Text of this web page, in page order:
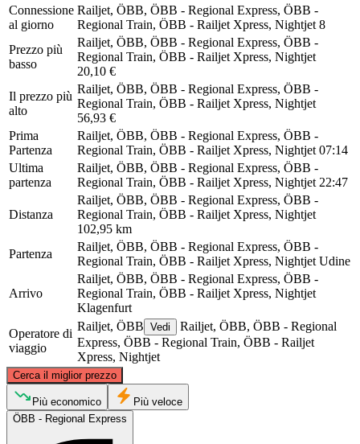
Connessione
al giorno
Railjet, ÖBB, ÖBB - Regional Express, ÖBB -
Regional Train, ÖBB - Railjet Xpress, Nightjet 8
Prezzo più
basso
Railjet, ÖBB, ÖBB - Regional Express, ÖBB -
Regional Train, ÖBB - Railjet Xpress, Nightjet
20,10 €
Il prezzo più
alto
Railjet, ÖBB, ÖBB - Regional Express, ÖBB -
Regional Train, ÖBB - Railjet Xpress, Nightjet
56,93 €
Prima
Partenza
Railjet, ÖBB, ÖBB - Regional Express, ÖBB -
Regional Train, ÖBB - Railjet Xpress, Nightjet 07:14
Ultima
partenza
Railjet, ÖBB, ÖBB - Regional Express, ÖBB -
Regional Train, ÖBB - Railjet Xpress, Nightjet 22:47
Distanza
Railjet, ÖBB, ÖBB - Regional Express, ÖBB -
Regional Train, ÖBB - Railjet Xpress, Nightjet
102,95 km
Partenza
Railjet, ÖBB, ÖBB - Regional Express, ÖBB -
Regional Train, ÖBB - Railjet Xpress, Nightjet Udine
Arrivo
Railjet, ÖBB, ÖBB - Regional Express, ÖBB -
Regional Train, ÖBB - Railjet Xpress, Nightjet
Klagenfurt
Operatore di
viaggio
Railjet, ÖBB Vedi
Railjet, ÖBB, ÖBB - Regional
Express, ÖBB - Regional Train, ÖBB - Railjet
Xpress, Nightjet
Cerca il miglior prezzo
Più economico
Più veloce
ÖBB - Regional Express